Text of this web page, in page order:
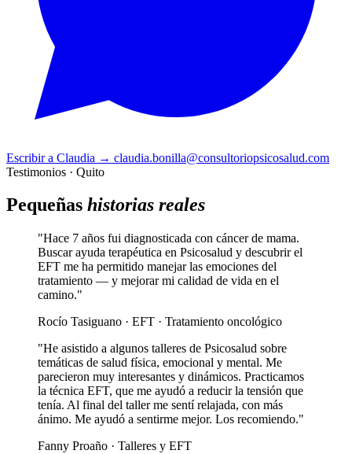
Escribir a Claudia → claudia.bonilla@consultoriopsicosalud.com
Testimonios · Quito
Pequeñas historias reales
"Hace 7 años fui diagnosticada con cáncer de mama.
Buscar ayuda terapéutica en Psicosalud y descubrir el
EFT me ha permitido manejar las emociones del
tratamiento — y mejorar mi calidad de vida en el
camino."
Rocío Tasiguano · EFT · Tratamiento oncológico
"He asistido a algunos talleres de Psicosalud sobre
temáticas de salud física, emocional y mental. Me
parecieron muy interesantes y dinámicos. Practicamos
la técnica EFT, que me ayudó a reducir la tensión que
tenía. Al final del taller me sentí relajada, con más
ánimo. Me ayudó a sentirme mejor. Los recomiendo."
Fanny Proaño · Talleres y EFT